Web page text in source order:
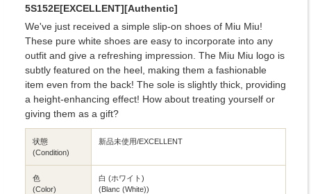
5S152E[EXCELLENT][Authentic]
We've just received a simple slip-on shoes of Miu Miu!
These pure white shoes are easy to incorporate into any
outfit and give a refreshing impression. The Miu Miu logo is
subtly featured on the heel, making them a fashionable
item even from the back! The sole is slightly thick, providing
a height-enhancing effect! How about treating yourself or
giving them as a gift?
状態
(Condition)
新品未使用/EXCELLENT
色
(Color)
白 (ホワイト)
(Blanc (White))